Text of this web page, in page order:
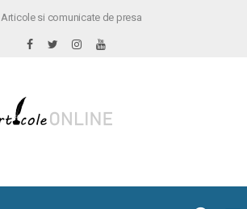
Articole si comunicate de presa